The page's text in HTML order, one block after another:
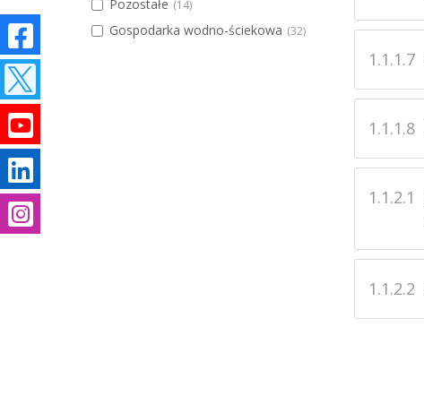
Pozostałe (14)
Gospodarka wodno-ściekowa (32)
1.1.1.7
1.1.1.8
1.1.2.1
1.1.2.2